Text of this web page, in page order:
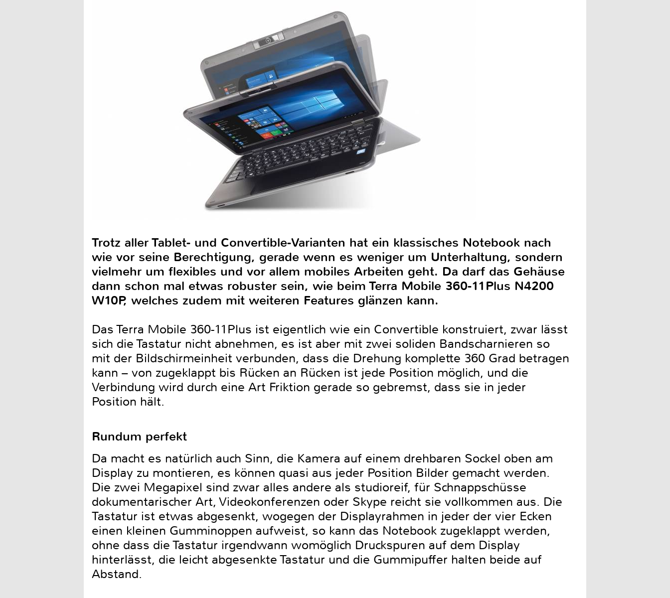
Trotz aller Tablet- und Convertible-Varianten hat ein klassisches Notebook nach
wie vor seine Berechtigung, gerade wenn es weniger um Unterhaltung, sondern
vielmehr um flexibles und vor allem mobiles Arbeiten geht. Da darf das Gehäuse
dann schon mal etwas robuster sein, wie beim Terra Mobile 360-11Plus N4200
W10P, welches zudem mit weiteren Features glänzen kann.
Das Terra Mobile 360-11Plus ist eigentlich wie ein Convertible konstruiert, zwar lässt
sich die Tastatur nicht abnehmen, es ist aber mit zwei soliden Bandscharnieren so
mit der Bildschirmeinheit verbunden, dass die Drehung komplette 360 Grad betragen
kann – von zugeklappt bis Rücken an Rücken ist jede Position möglich, und die
Verbindung wird durch eine Art Friktion gerade so gebremst, dass sie in jeder
Position hält.
Rundum perfekt
Da macht es natürlich auch Sinn, die Kamera auf einem drehbaren Sockel oben am
Display zu montieren, es können quasi aus jeder Position Bilder gemacht werden.
Die zwei Megapixel sind zwar alles andere als studioreif, für Schnappschüsse
dokumentarischer Art, Videokonferenzen oder Skype reicht sie vollkommen aus. Die
Tastatur ist etwas abgesenkt, wogegen der Displayrahmen in jeder der vier Ecken
einen kleinen Gumminoppen aufweist, so kann das Notebook zugeklappt werden,
ohne dass die Tastatur irgendwann womöglich Druckspuren auf dem Display
hinterlässt, die leicht abgesenkte Tastatur und die Gummipuffer halten beide auf
Abstand.